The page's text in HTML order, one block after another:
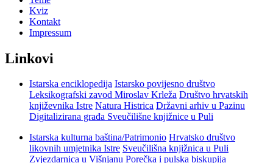
Kviz
Kontakt
Impressum
Linkovi
Istarska enciklopedija Istarsko povijesno društvo
Leksikografski zavod Miroslav Krleža Društvo hrvatskih
književnika Istre Natura Histrica Državni arhiv u Pazinu
Digitalizirana građa Sveučilišne knjižnice u Puli
Istarska kulturna baština/Patrimonio Hrvatsko društvo
likovnih umjetnika Istre Sveučilišna knjižnica u Puli
Zvjezdarnica u Višnjanu Porečka i pulska biskupija